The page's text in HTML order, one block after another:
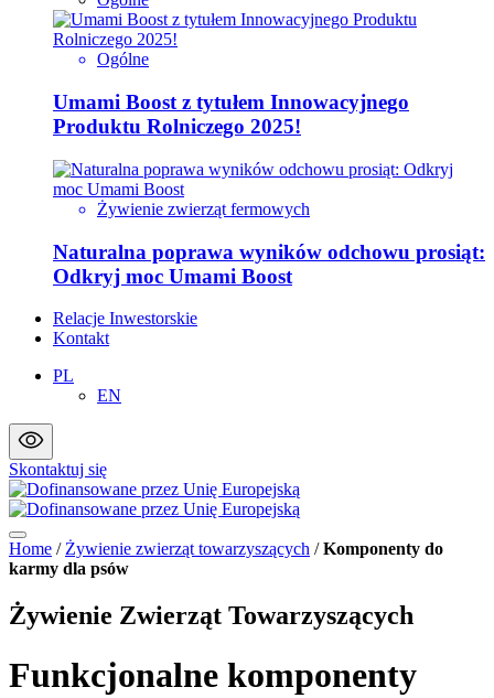
Ogólne
Umami Boost z tytułem Innowacyjnego
Produktu Rolniczego 2025!
Żywienie zwierząt fermowych
Naturalna poprawa wyników odchowu prosiąt:
Odkryj moc Umami Boost
Relacje Inwestorskie
Kontakt
PL
EN
Skontaktuj się
Home / Żywienie zwierząt towarzyszących / Komponenty do
karmy dla psów
Żywienie Zwierząt Towarzyszących
Funkcjonalne komponenty